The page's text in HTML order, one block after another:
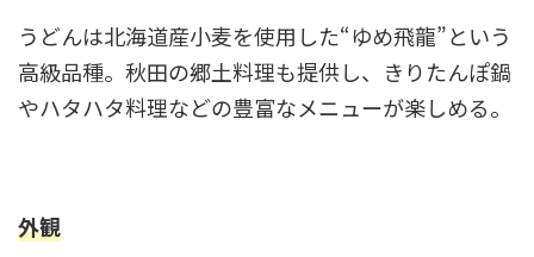
うどんは北海道産小麦を使用した“ゆめ飛龍”という
高級品種。秋田の郷土料理も提供し、きりたんぽ鍋
やハタハタ料理などの豊富なメニューが楽しめる。
外観